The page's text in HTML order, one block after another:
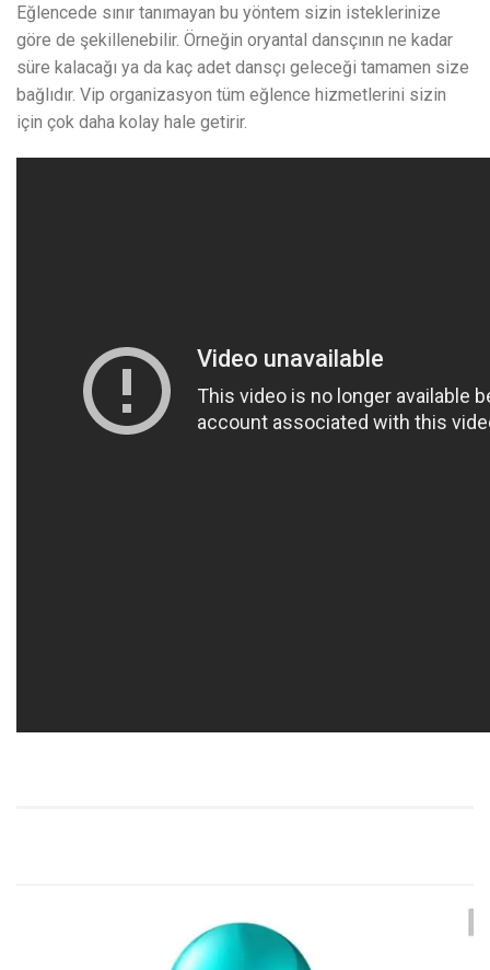
Eğlencede sınır tanımayan bu yöntem sizin isteklerinize
göre de şekillenebilir. Örneğin oryantal dansçının ne kadar
süre kalacağı ya da kaç adet dansçı geleceği tamamen size
bağlıdır. Vip organizasyon tüm eğlence hizmetlerini sizin
için çok daha kolay hale getirir.